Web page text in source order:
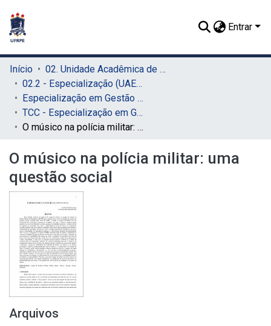
Entrar
Início
02. Unidade Acadêmica de Educação a Distância e Tecnologia (UAEADTec)
02.2 - Especialização (UAEADTec)
Especialização em Gestão Pública (UAEADTec)
TCC - Especialização em Gestão Pública (UAEADTec)
O músico na polícia militar: uma questão social
O músico na polícia militar: uma
questão social
Arquivos